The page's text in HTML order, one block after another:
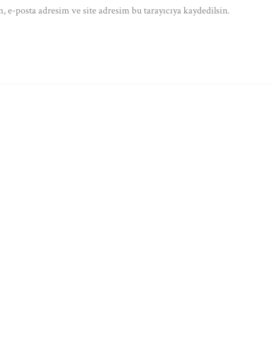
e-posta adresim ve site adresim bu tarayıcıya kaydedilsin.